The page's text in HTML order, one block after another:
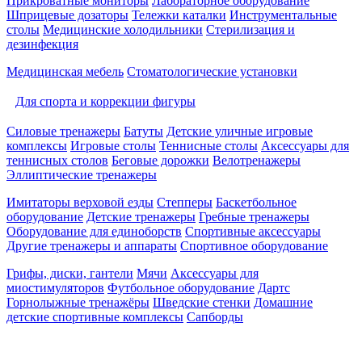
Шприцевые дозаторы Тележки каталки Инструментальные
столы Медицинские холодильники Стерилизация и
дезинфекция
Медицинская мебель Стоматологические установки
Для спорта и коррекции фигуры
Силовые тренажеры Батуты Детские уличные игровые
комплексы Игровые столы Теннисные столы Аксессуары для
теннисных столов Беговые дорожки Велотренажеры
Эллиптические тренажеры
Имитаторы верховой езды Степперы Баскетбольное
оборудование Детские тренажеры Гребные тренажеры
Оборудование для единоборств Спортивные аксессуары
Другие тренажеры и аппараты Спортивное оборудование
Грифы, диски, гантели Мячи Аксессуары для
миостимуляторов Футбольное оборудование Дартс
Горнолыжные тренажёры Шведские стенки Домашние
детские спортивные комплексы Сапборды